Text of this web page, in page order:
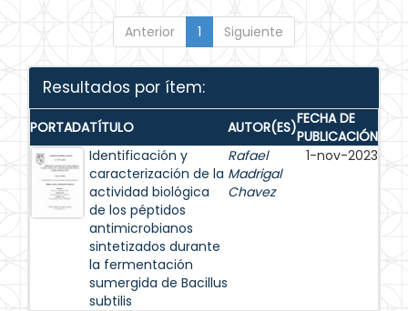
Anterior 1 Siguiente
Resultados por ítem:
PORTADATÍTULO AUTOR(ES)FECHA DE
PUBLICACIÓN
Identificación y
caracterización de la
actividad biológica
de los péptidos
antimicrobianos
sintetizados durante
la fermentación
sumergida de Bacillus
subtilis
Rafael
Madrigal
Chavez
1-nov-2023